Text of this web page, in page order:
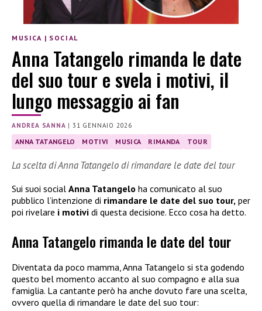
MUSICA | SOCIAL
Anna Tatangelo rimanda le date
del suo tour e svela i motivi, il
lungo messaggio ai fan
ANDREA SANNA |31 GENNAIO 2026
ANNA TATANGELO MOTIVI MUSICA RIMANDA TOUR
La scelta di Anna Tatangelo di rimandare le date del tour
Sui suoi social Anna Tatangelo ha comunicato al suo
pubblico l’intenzione di rimandare le date del suo tour, per
poi rivelare i motivi di questa decisione. Ecco cosa ha detto.
Anna Tatangelo rimanda le date del tour
Diventata da poco mamma, Anna Tatangelo si sta godendo
questo bel momento accanto al suo compagno e alla sua
famiglia. La cantante però ha anche dovuto fare una scelta,
ovvero quella di rimandare le date del suo tour: